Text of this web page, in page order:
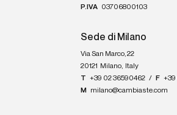
P.IVA 03706800103
Sede di Milano
Via San Marco, 22
20121
Milano, Italy
T +39 02 36590462 / F +39
M
milano@cambiaste.com